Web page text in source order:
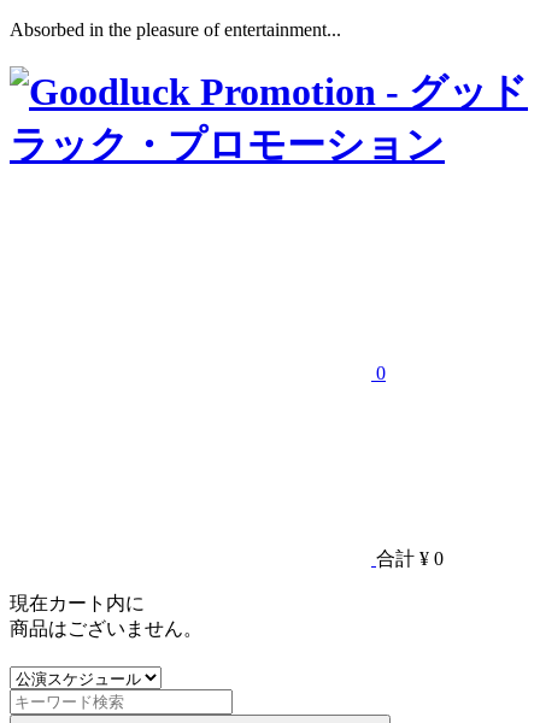
Absorbed in the pleasure of entertainment...
0
合計 ¥ 0
現在カート内に
商品はございません。